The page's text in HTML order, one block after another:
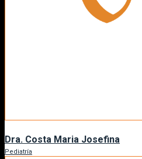
Dra. Costa Maria Josefina
Pediatría